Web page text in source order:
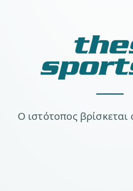
Ο ιστότοπος